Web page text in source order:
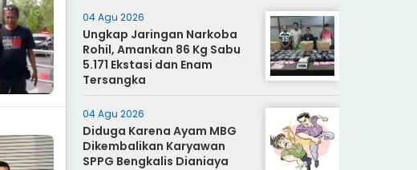
04 Agu 2026
Ungkap Jaringan Narkoba
Rohil, Amankan 86 Kg Sabu
5.171 Ekstasi dan Enam
Tersangka
04 Agu 2026
Diduga Karena Ayam MBG
Dikembalikan Karyawan
SPPG Bengkalis Dianiaya